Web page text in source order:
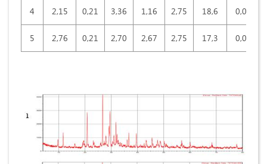
4 2,15 0,21 3,36 1,16 2,75 18,6 0,08
5 2,76 0,21 2,70 2,67 2,75 17,3 0,08